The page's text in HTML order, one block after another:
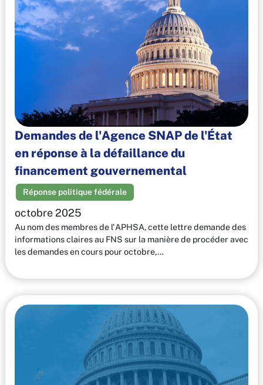
Demandes de l'Agence SNAP de l'État
en réponse à la défaillance du
financement gouvernemental
Réponse politique fédérale
octobre 2025
Au nom des membres de l'APHSA, cette lettre demande des
informations claires au FNS sur la manière de procéder avec
les demandes en cours pour octobre,…